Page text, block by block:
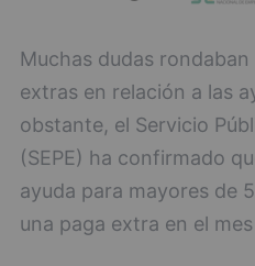
Muchas dudas
extras en relación a las
obstante, el Servicio
(SEPE) ha confirmado
ayuda para mayores de
una paga extra en el